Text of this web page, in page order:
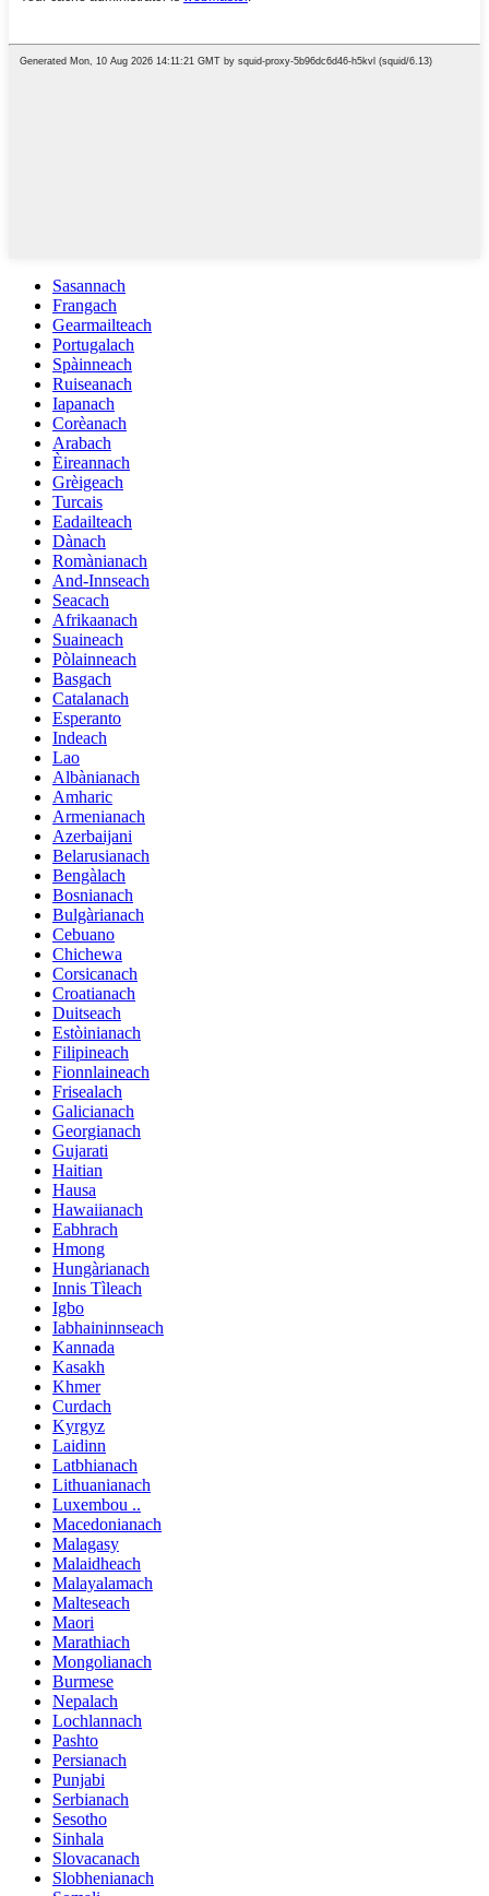
Sasannach
Frangach
Gearmailteach
Portugalach
Spàinneach
Ruiseanach
Iapanach
Corèanach
Arabach
Èireannach
Grèigeach
Turcais
Eadailteach
Dànach
Romànianach
And-Innseach
Seacach
Afrikaanach
Suaineach
Pòlainneach
Basgach
Catalanach
Esperanto
Indeach
Lao
Albànianach
Amharic
Armenianach
Azerbaijani
Belarusianach
Bengàlach
Bosnianach
Bulgàrianach
Cebuano
Chichewa
Corsicanach
Croatianach
Duitseach
Estòinianach
Filipineach
Fionnlaineach
Frisealach
Galicianach
Georgianach
Gujarati
Haitian
Hausa
Hawaiianach
Eabhrach
Hmong
Hungàrianach
Innis Tìleach
Igbo
Iabhaininnseach
Kannada
Kasakh
Khmer
Curdach
Kyrgyz
Laidinn
Latbhianach
Lithuanianach
Luxembou ..
Macedonianach
Malagasy
Malaidheach
Malayalamach
Malteseach
Maori
Marathiach
Mongolianach
Burmese
Nepalach
Lochlannach
Pashto
Persianach
Punjabi
Serbianach
Sesotho
Sinhala
Slovacanach
Slobhenianach